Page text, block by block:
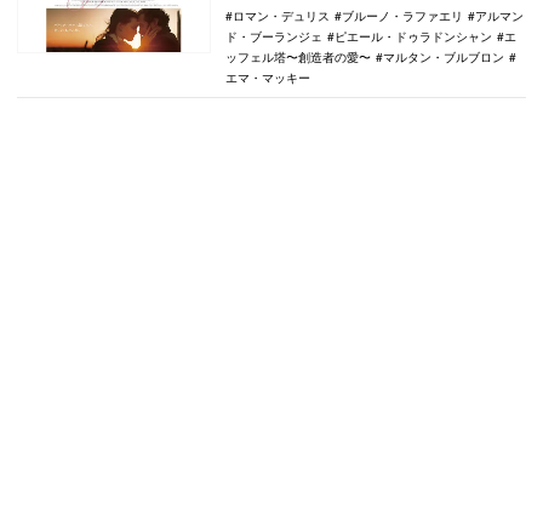
ロマン・デュリス
ブルーノ・ラファエリ
アルマン
ド・ブーランジェ
ピエール・ドゥラドンシャン
エ
ッフェル塔〜創造者の愛〜
マルタン・ブルブロン
エマ・マッキー